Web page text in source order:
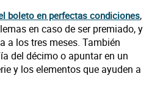
boleto en perfectas condiciones,
en caso de ser premiado, y
a los tres meses. También
del décimo o apuntar en un
y los elementos que ayuden a